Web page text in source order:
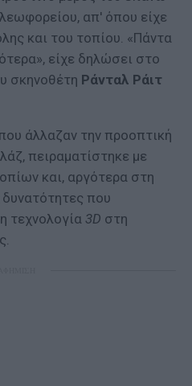
απ' όπου είχε
και του τοπίου. «Πάντα
είχε δηλώσει στο
σκηνοθέτη Ράνταλ Ράιτ
άλλαζαν την προοπτική
πειραματίστηκε με
και, αργότερα στη
που
τεχνολογία 3D στη